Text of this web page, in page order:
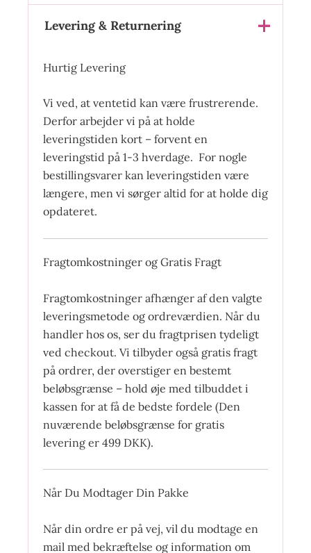
Levering & Returnering
Hurtig Levering
Vi ved, at ventetid kan være frustrerende.
Derfor arbejder vi på at holde
leveringstiden kort – forvent en
leveringstid på 1-3 hverdage. For nogle
bestillingsvarer kan leveringstiden være
længere, men vi sørger altid for at holde dig
opdateret.
Fragtomkostninger og Gratis Fragt
Fragtomkostninger afhænger af den valgte
leveringsmetode og ordreværdien. Når du
handler hos os, ser du fragtprisen tydeligt
ved checkout. Vi tilbyder også gratis fragt
på ordrer, der overstiger en bestemt
beløbsgrænse – hold øje med tilbuddet i
kassen for at få de bedste fordele (Den
nuværende beløbsgrænse for gratis
levering er 499 DKK).
Når Du Modtager Din Pakke
Når din ordre er på vej, vil du modtage en
mail med bekræftelse og information om